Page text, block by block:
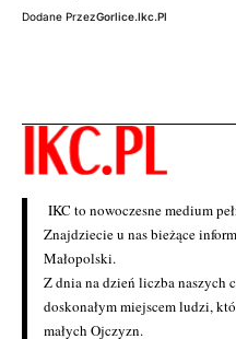
Dodane PrzezGorlice.ikc.pl
IKC to nowoczesne medium
Znajdziecie u nas bieżące
Małopolski.
Z dnia na dzień liczba naszych
doskonałym miejscem ludzi,
małych Ojczyzn.